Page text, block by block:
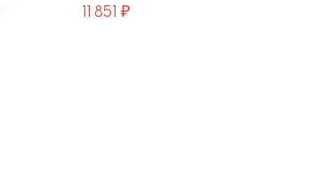
11 851 ₽